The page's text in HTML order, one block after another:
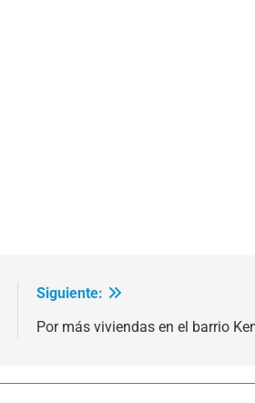
Siguiente:
Por más viviendas en el barrio